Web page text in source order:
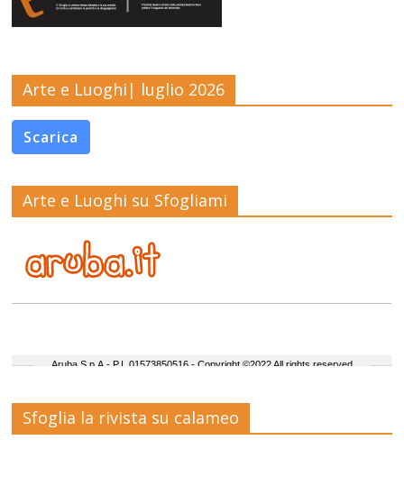
Arte e Luoghi| luglio 2026
Scarica
Arte e Luoghi su Sfogliami
Sfoglia la rivista su calameo